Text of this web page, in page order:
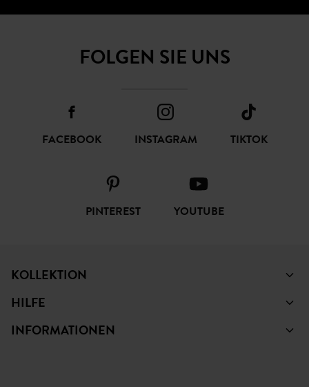
FOLGEN SIE UNS
FACEBOOK INSTAGRAM TIKTOK
PINTEREST YOUTUBE
KOLLEKTION
HILFE
INFORMATIONEN